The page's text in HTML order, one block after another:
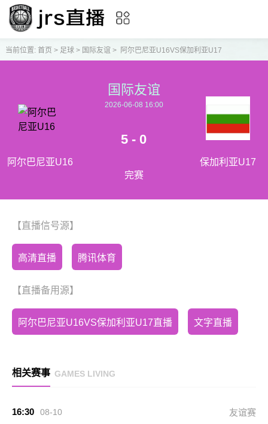
当前位置: 首页 > 足球> 国际友谊 > 阿尔巴尼亚U16VS保加利亚U17
阿尔巴尼亚U16
国际友谊
2026-06-08 16:00
5 - 0
完赛
保加利亚U17
【直播信号源】
高清直播 腾讯体育
【直播备用源】
阿尔巴尼亚U16VS保加利亚U17直播 文字直播
相关赛事 GAMES LIVING
16:30 08-10 友谊赛